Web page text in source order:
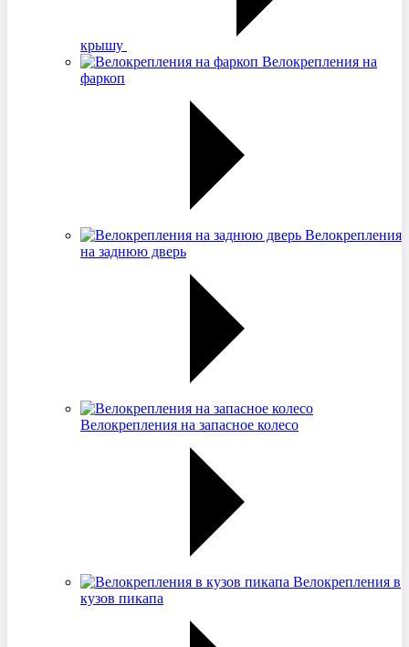
крышу
Велокрепления на
фаркоп
Велокрепления
на заднюю дверь
Велокрепления на запасное колесо
Велокрепления в
кузов пикапа